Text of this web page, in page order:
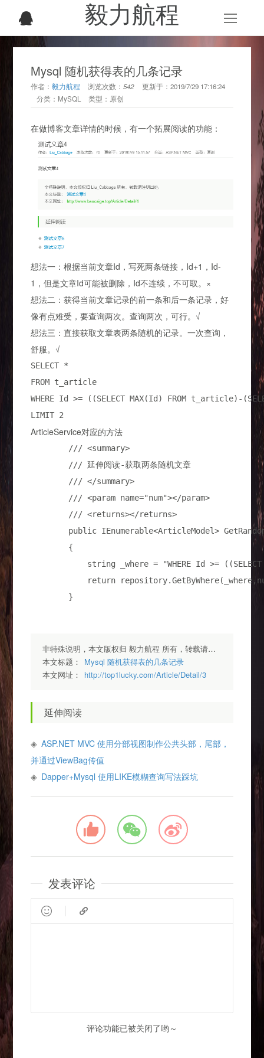
毅力航程
Mysql 随机获得表的几条记录
作者：毅力航程 浏览次数：542 更新于：2019/7/29 17:16:24
分类： MySQL 类型： 原创
在做博客文章详情的时候，有一个拓展阅读的功能：
想法一：根据当前文章Id，写死两条链接，Id+1，Id-
1，但是文章Id可能被删除，Id不连续，不可取。×
想法二：获得当前文章记录的前一条和后一条记录，好
像有点难受，要查询两次。查询两次，可行。√
想法三：直接获取文章表两条随机的记录。一次查询，
舒服。√
SELECT *
FROM t_article
WHERE Id >= ((SELECT MAX(Id) FROM t_article)-
LIMIT 2
ArticleService对应的方法
        ///
<summary>
/// 延伸阅读-获取两条随机文章
/// </summary>
/// <param name="num"></param>
/// <returns></returns>
public IEnumerable<ArticleModel>
        {
string _where = "WHERE Id >=
return repository.GetByWhere(_where,
        }
非特殊说明，本文版权归 毅力航程 所有，转载请注明出处.
本文标题：
Mysql 随机获得表的几条记录
本文网址：
http://top1lucky.com/Article/Detail/3
延伸阅读
ASP.NET MVC 使用分部视图制作公共头部，尾部，
并通过ViewBag传值
Dapper+Mysql 使用LIKE模糊查询写法踩坑
发表评论
 
评论功能已被关闭了哟～